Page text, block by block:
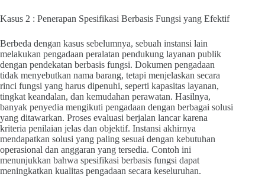
Kasus 2 : Penerapan Spesifikasi Berbasis Fungsi yang Efektif
Berbeda dengan kasus sebelumnya, sebuah instansi lain
melakukan pengadaan peralatan pendukung layanan publik
dengan pendekatan berbasis fungsi. Dokumen pengadaan
tidak menyebutkan nama barang, tetapi menjelaskan secara
rinci fungsi yang harus dipenuhi, seperti kapasitas layanan,
tingkat keandalan, dan kemudahan perawatan. Hasilnya,
banyak penyedia mengikuti pengadaan dengan berbagai solusi
yang ditawarkan. Proses evaluasi berjalan lancar karena
kriteria penilaian jelas dan objektif. Instansi akhirnya
mendapatkan solusi yang paling sesuai dengan kebutuhan
operasional dan anggaran yang tersedia. Contoh ini
menunjukkan bahwa spesifikasi berbasis fungsi dapat
meningkatkan kualitas pengadaan secara keseluruhan.